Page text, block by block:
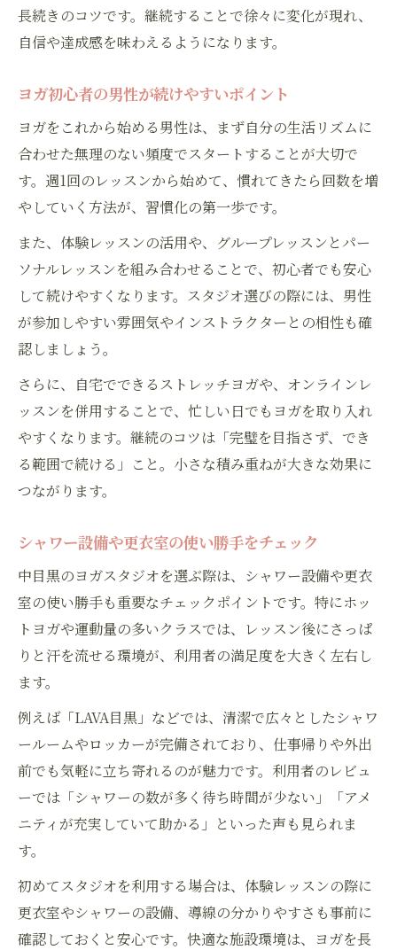
長続きのコツです。継続することで徐々に変化が現れ、
自信や達成感を味わえるようになります。
ヨガ初心者の男性が続けやすいポイント
ヨガをこれから始める男性は、まず自分の生活リズムに
合わせた無理のない頻度でスタートすることが大切で
す。週1回のレッスンから始めて、慣れてきたら回数を増
やしていく方法が、習慣化の第一歩です。
また、体験レッスンの活用や、グループレッスンとパー
ソナルレッスンを組み合わせることで、初心者でも安心
して続けやすくなります。スタジオ選びの際には、男性
が参加しやすい雰囲気やインストラクターとの相性も確
認しましょう。
さらに、自宅でできるストレッチヨガや、オンラインレ
ッスンを併用することで、忙しい日でもヨガを取り入れ
やすくなります。継続のコツは「完璧を目指さず、でき
る範囲で続ける」こと。小さな積み重ねが大きな効果に
つながります。
シャワー設備や更衣室の使い勝手をチェック
中目黒のヨガスタジオを選ぶ際は、シャワー設備や更衣
室の使い勝手も重要なチェックポイントです。特にホッ
トヨガや運動量の多いクラスでは、レッスン後にさっぱ
りと汗を流せる環境が、利用者の満足度を大きく左右し
ます。
例えば「LAVA目黒」などでは、清潔で広々としたシャワ
ールームやロッカーが完備されており、仕事帰りや外出
前でも気軽に立ち寄れるのが魅力です。利用者のレビュ
ーでは「シャワーの数が多く待ち時間が少ない」「アメ
ニティが充実していて助かる」といった声も見られま
す。
初めてスタジオを利用する場合は、体験レッスンの際に
更衣室やシャワーの設備、導線の分かりやすさも事前に
確認しておくと安心です。快適な施設環境は、ヨガを長